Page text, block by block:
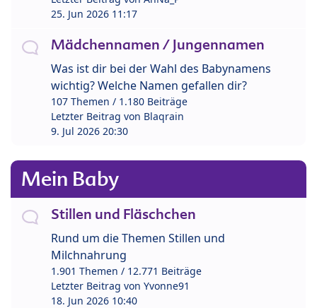
25. Jun 2026 11:17
Mädchennamen / Jungennamen
Was ist dir bei der Wahl des Babynamens
wichtig? Welche Namen gefallen dir?
107 Themen / 1.180 Beiträge
Letzter Beitrag von Blaqrain
9. Jul 2026 20:30
Mein Baby
Stillen und Fläschchen
Rund um die Themen Stillen und
Milchnahrung
1.901 Themen / 12.771 Beiträge
Letzter Beitrag von Yvonne91
18. Jun 2026 10:40